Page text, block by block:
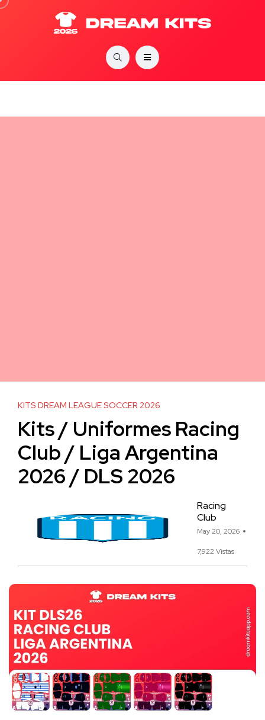
KITS DREAM LEAGUE SOCCER 2026
Kits / Uniformes Racing
Club / Liga Argentina
2026 / DLS 2026
Racing
Club
May 20, 2026
7,922 Vistas